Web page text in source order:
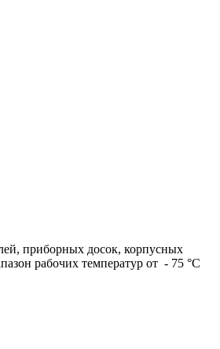
приборных досок, корпусных
рабочих температур от - 75 °C